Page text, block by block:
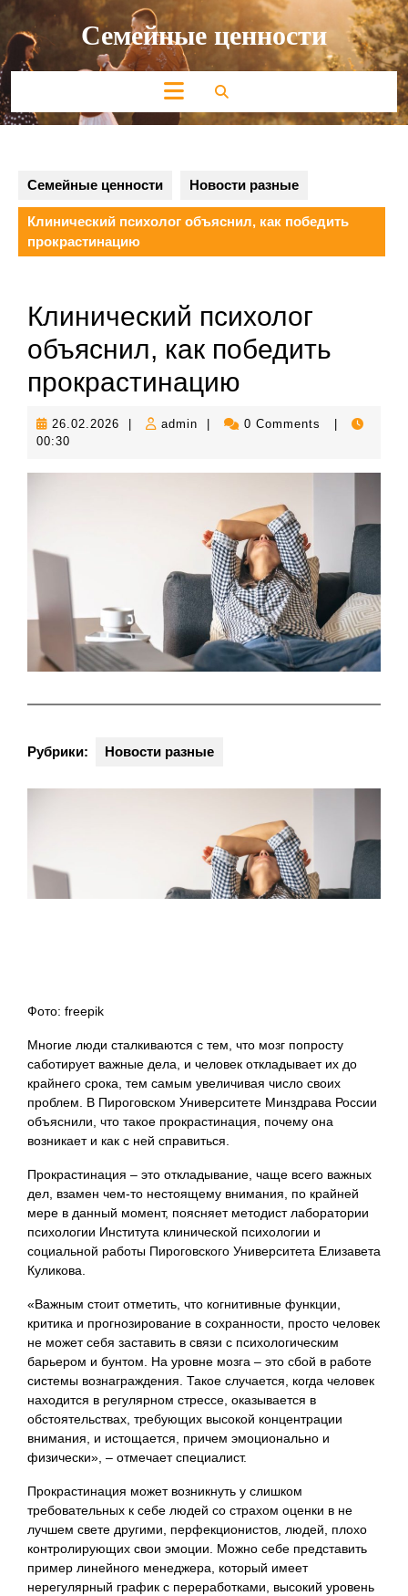
Перейти
содержимому Семейные ценности
Кнопка
Открыть
Семейные ценности Новости разные
Клинический психолог объяснил, как победить
прокрастинацию
Клинический психолог
объяснил, как победить
прокрастинацию
26.02.2026 26.02.2026
admin admin 0 Comments
00:30
Рубрики: Новости разные
Фото: freepik
Многие люди сталкиваются с тем, что мозг попросту
саботирует важные дела, и человек откладывает их до
крайнего срока, тем самым увеличивая число своих
проблем. В Пироговском Университете Минздрава России
объяснили, что такое прокрастинация, почему она
возникает и как с ней справиться.
Прокрастинация – это откладывание, чаще всего важных
дел, взамен чем-то нестоящему внимания, по крайней
мере в данный момент, поясняет методист лаборатории
психологии Института клинической психологии и
социальной работы Пироговского Университета Елизавета
Куликова.
«Важным стоит отметить, что когнитивные функции,
критика и прогнозирование в сохранности, просто человек
не может себя заставить в связи с психологическим
барьером и бунтом. На уровне мозга – это сбой в работе
системы вознаграждения. Такое случается, когда человек
находится в регулярном стрессе, оказывается в
обстоятельствах, требующих высокой концентрации
внимания, и истощается, причем эмоционально и
физически», – отмечает специалист.
Прокрастинация может возникнуть у слишком
требовательных к себе людей со страхом оценки в не
лучшем свете другими, перфекционистов, людей, плохо
контролирующих свои эмоции. Можно себе представить
пример линейного менеджера, который имеет
нерегулярный график с переработками, высокий уровень